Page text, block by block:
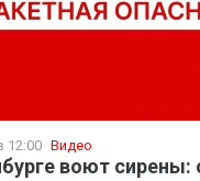
12:00 Видео
воют сирены: